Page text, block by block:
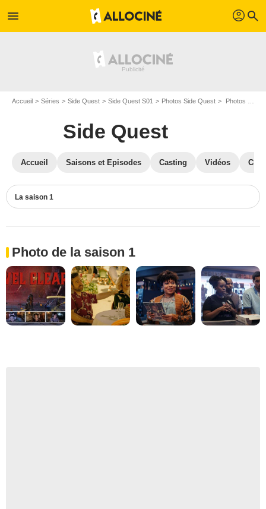
menu profil search
Accueil Séries Side Quest Side Quest S01 Photos Side Quest Photos Side Quest S01
Side Quest
Accueil Saisons et Episodes Casting Vidéos
La saison 1
Photo de la saison 1